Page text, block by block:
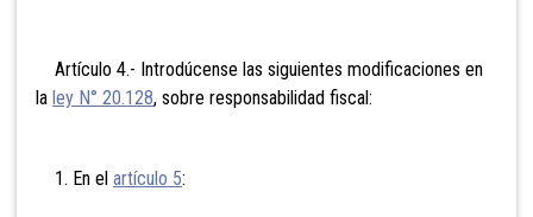
Artículo 4.- Introdúcense las siguientes modificaciones en
la ley N° 20.128, sobre responsabilidad fiscal:
1. En el artículo 5: